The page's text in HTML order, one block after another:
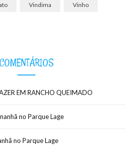
Vindima Vinho
COMENTÁRIOS
EM RANCHO QUEIMADO
no Parque Lage
no Parque Lage